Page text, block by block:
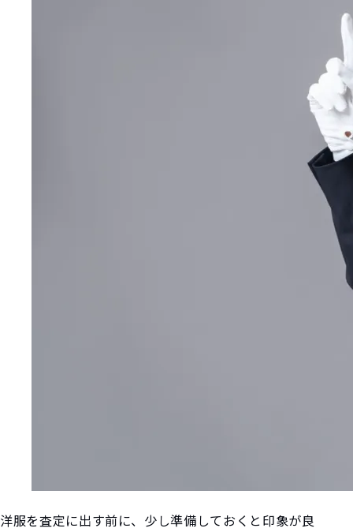
洋服を査定に出す前に、少し準備しておくと印象が良